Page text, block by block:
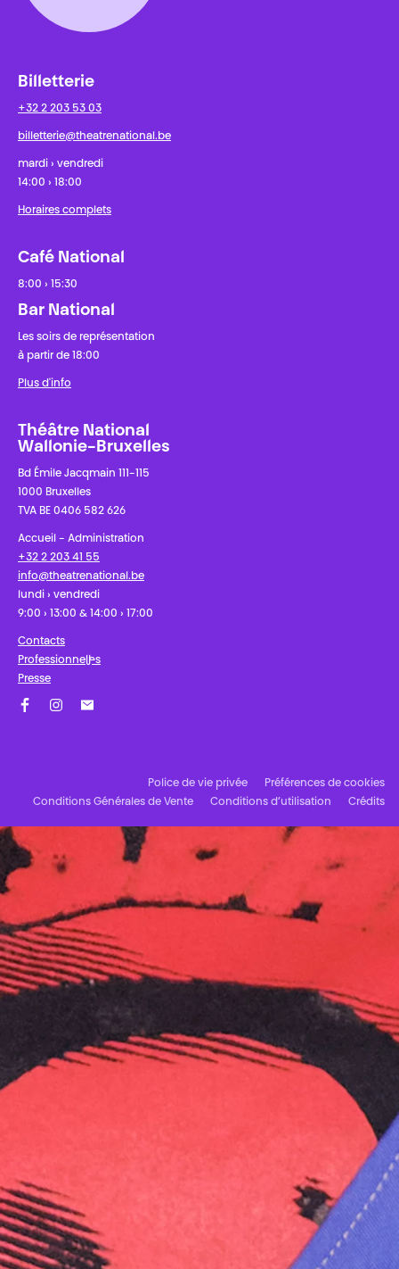
Billetterie
+32 2 203 53 03
billetterie@theatrenational.be
mardi › vendredi
14:00 › 18:00
Horaires complets
Café National
8:00 › 15:30
Bar National
Les soirs de représentation
à partir de 18:00
Plus d'info
Théâtre National
Wallonie-Bruxelles
Bd Émile Jacqmain 111-115
1000 Bruxelles
TVA BE 0406 582 626
Accueil - Administration
+32 2 203 41 55
info@theatrenational.be
lundi › vendredi
9:00 › 13:00 & 14:00 › 17:00
Contacts
Professionnel·les
Presse
Police de vie privée
Préférences de cookies
Conditions Générales de Vente
Conditions d’utilisation Crédits